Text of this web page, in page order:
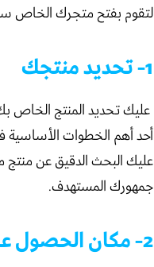
لتقوم بفتح متجرك الخاص
1- تحديد منتجك
عليك تحديد المنتج الخاص
أحد أهم الخطوات
عليك البحث الدقيق عن منتج
جمهورك المستهدف.
2- مكان الحصول على المنتجات